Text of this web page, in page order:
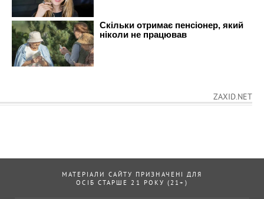
ZAXID.NET
МАТЕРІАЛИ САЙТУ ПРИЗНАЧЕНІ ДЛЯ
ОСІБ СТАРШЕ 21 РОКУ (21+)